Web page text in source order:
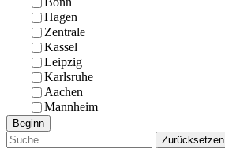
Hagen
Zentrale
Kassel
Leipzig
Karlsruhe
Aachen
Mannheim
Beginn
Zurücksetzen